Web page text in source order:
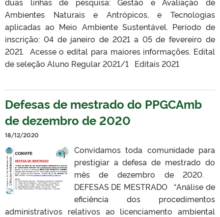
Ambientes Naturais e Antrópicos, e Tecnologias
aplicadas ao Meio Ambiente Sustentável. Período de
inscrição: 04 de janeiro de 2021 a 05 de fevereiro de
2021. Acesse o edital para maiores informações. Edital
de seleção Aluno Regular 2021/1 Editais 2021
Defesas de mestrado do PPGCAmb
de dezembro de 2020
18/12/2020
Convidamos toda comunidade para
prestigiar a defesa de mestrado do
mês de dezembro de 2020.
DEFESAS DE MESTRADO “Análise de
eficiência dos procedimentos
administrativos relativos ao licenciamento ambiental